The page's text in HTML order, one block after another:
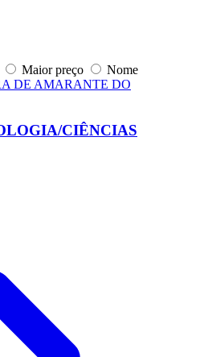
Maior preço
Nome
DE AMARANTE DO
CIÊNCIAS